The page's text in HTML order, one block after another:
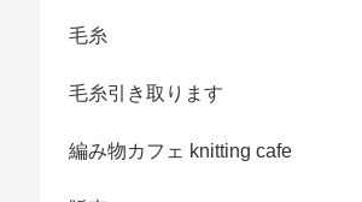
毛糸
毛糸引き取ります
編み物カフェ knitting cafe